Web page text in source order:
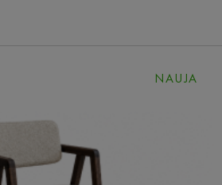
NAUJA